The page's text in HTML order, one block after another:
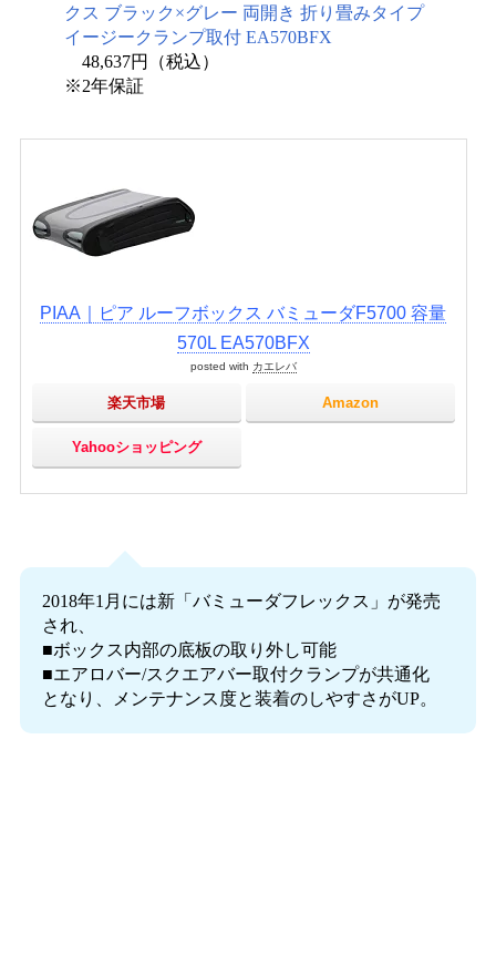
クス ブラック×グレー 両開き 折り畳みタイプ
イージークランプ取付 EA570BFX
48,637円（税込）
※2年保証
PIAA｜ピア ルーフボックス バミューダF5700 容量
570L EA570BFX
posted with カエレバ
楽天市場 Amazon
Yahooショッピング
2018年1月には新「バミューダフレックス」が発売
され、
■ボックス内部の底板の取り外し可能
■エアロバー/スクエアバー取付クランプが共通化
となり、メンテナンス度と装着のしやすさがUP。